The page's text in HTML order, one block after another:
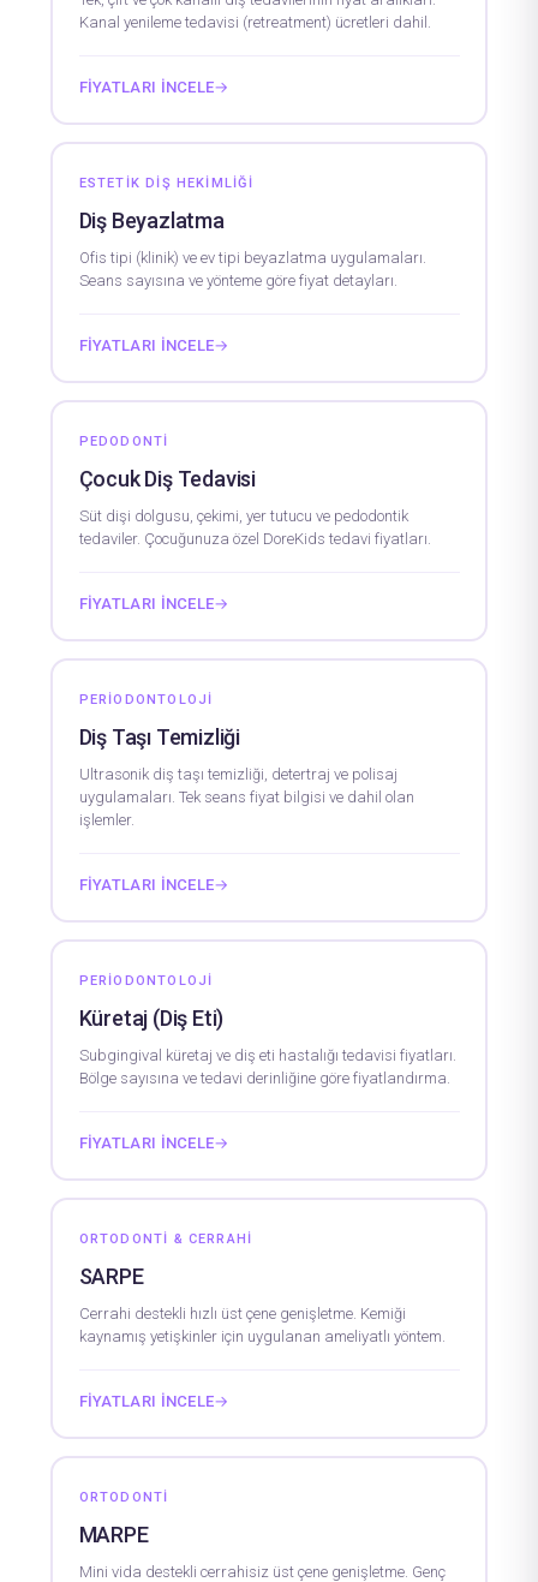
Kanal yenileme tedavisi (retreatment) ücretleri dahil.
FIYATLARI İNCELE→
ESTETIK DIŞ HEKIMLIĞI
Diş Beyazlatma
Ofis tipi (klinik) ve ev tipi beyazlatma uygulamaları.
Seans sayısına ve yönteme göre fiyat detayları.
FIYATLARI İNCELE→
PEDODONTI
Çocuk Diş Tedavisi
Süt dişi dolgusu, çekimi, yer tutucu ve pedodontik
tedaviler. Çocuğunuza özel DoreKids tedavi fiyatları.
FIYATLARI İNCELE→
PERIODONTOLOJI
Diş Taşı Temizliği
Ultrasonik diş taşı temizliği, detertraj ve polisaj
uygulamaları. Tek seans fiyat bilgisi ve dahil olan
işlemler.
FIYATLARI İNCELE→
PERIODONTOLOJI
Küretaj (Diş Eti)
Subgingival küretaj ve diş eti hastalığı tedavisi fiyatları.
Bölge sayısına ve tedavi derinliğine göre fiyatlandırma.
FIYATLARI İNCELE→
ORTODONTI & CERRAHI
SARPE
Cerrahi destekli hızlı üst çene genişletme. Kemiği
kaynamış yetişkinler için uygulanan ameliyatlı yöntem.
FIYATLARI İNCELE→
ORTODONTI
MARPE
Mini vida destekli cerrahisiz üst çene genişletme. Genç